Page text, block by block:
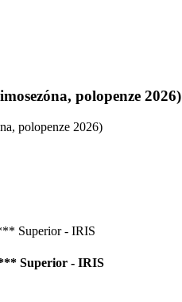
polopenze 2026)
Superior - IRIS